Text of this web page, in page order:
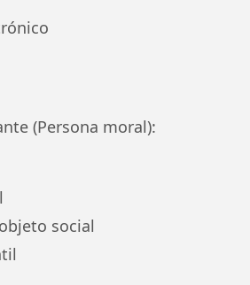
(Persona moral):
social